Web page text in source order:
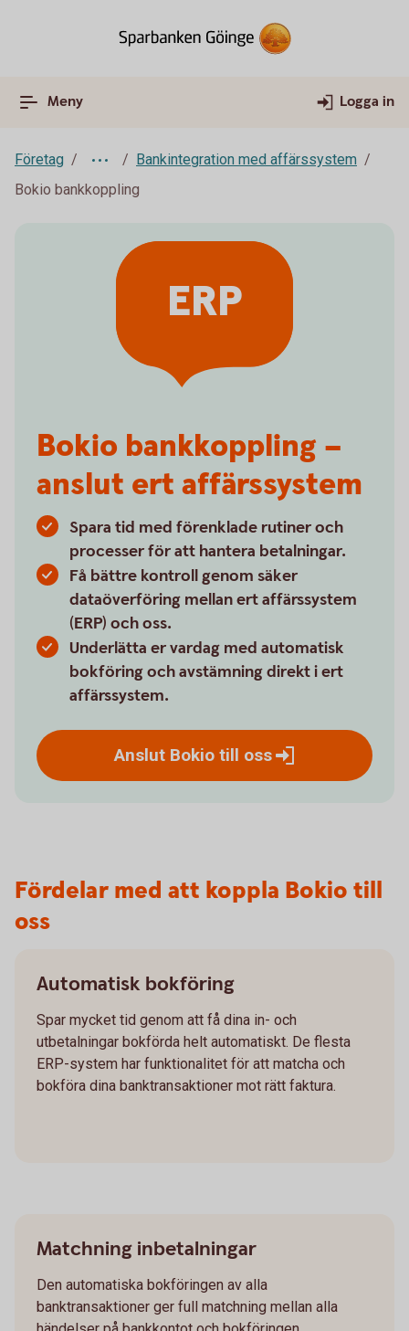
Meny Logga in
Företag
Bankintegration med affärssystem
Bokio bankkoppling
Bokio bankkoppling –
anslut ert affärssystem
Spara tid med förenklade rutiner och
processer för att hantera betalningar.
Få bättre kontroll genom säker
dataöverföring mellan ert affärssystem
(ERP) och oss.
Underlätta er vardag med automatisk
bokföring och avstämning direkt i ert
affärssystem.
Anslut Bokio till oss
ERP
Fördelar med att koppla Bokio till
oss
Automatisk bokföring
Spar mycket tid genom att få dina in- och
utbetalningar bokförda helt automatiskt. De flesta
ERP-system har funktionalitet för att matcha och
bokföra dina banktransaktioner mot rätt faktura.
Matchning inbetalningar
Den automatiska bokföringen av alla
banktransaktioner ger full matchning mellan alla